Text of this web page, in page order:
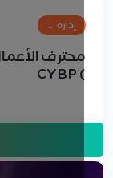
إدارة …
الأعمال